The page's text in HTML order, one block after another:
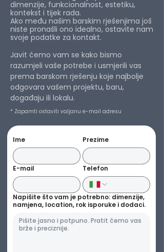
dimenzije, funkcionalnost, estetiku,
kontekst i tijek rada.
Ako među našim barskim rješenjima još
niste pronašli ono idealno, ostavite nam
svoje podatke za kontakt.
Javit ćemo vam se kako bismo
razumjeli vaše potrebe i usmjerili vas
prema barskom rješenju koje najbolje
odgovara vašem projektu, baru,
događaju ili lokalu.
* Zapamti ostaviti valjanu e-mail adresu
Ime Prezime
E-mail Telefon
Napišite što vam je potrebno: dimenzije,
namjena, location, rok isporuke i dodaci.